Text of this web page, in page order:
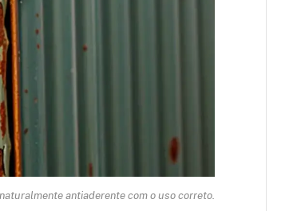
antiaderente com o uso correto.